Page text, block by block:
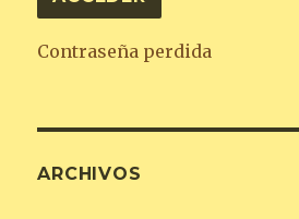
Contraseña perdida
ARCHIVOS